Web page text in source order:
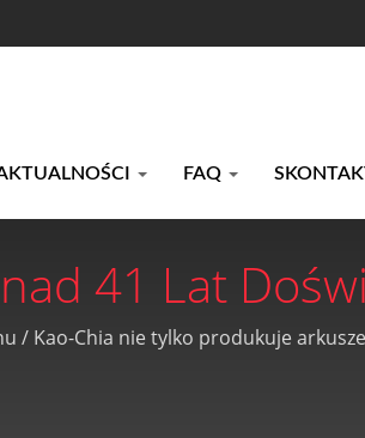
FAQ
41 Lat
GPPS
| Kao-Chia
/ Kao-Chia nie tylko produkuje